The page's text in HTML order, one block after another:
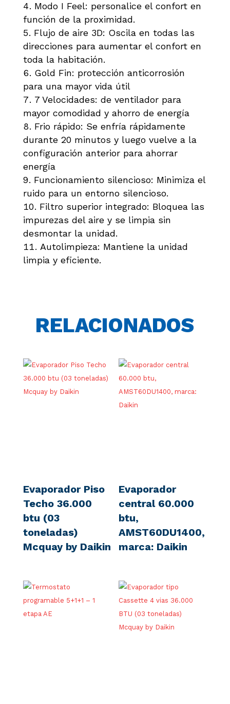
Modo I Feel: personalice el confort en
función de la proximidad.
Flujo de aire 3D: Oscila en todas las
direcciones para aumentar el confort en
toda la habitación.
Gold Fin: protección anticorrosión
para una mayor vida útil
7 Velocidades: de ventilador para
mayor comodidad y ahorro de energía
Frio rápido: Se enfría rápidamente
durante 20 minutos y luego vuelve a la
configuración anterior para ahorrar
energía
Funcionamiento silencioso: Minimiza el
ruido para un entorno silencioso.
Filtro superior integrado: Bloquea las
impurezas del aire y se limpia sin
desmontar la unidad.
Autolimpieza: Mantiene la unidad
limpia y eficiente.
RELACIONADOS
Evaporador Piso
Techo 36.000
btu (03
toneladas)
Mcquay by Daikin
Evaporador
central 60.000
btu,
AMST60DU1400,
marca: Daikin